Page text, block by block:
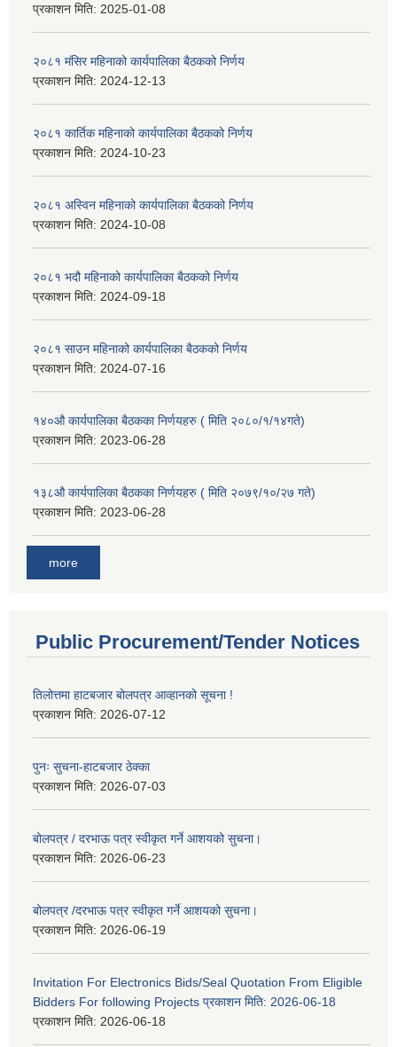
प्रकाशन मिति: 2025-01-08
२०८१ मंसिर महिनाको कार्यपालिका बैठकको निर्णय
प्रकाशन मिति: 2024-12-13
२०८१ कार्तिक महिनाको कार्यपालिका बैठकको निर्णय
प्रकाशन मिति: 2024-10-23
२०८१ अस्विन महिनाको कार्यपालिका बैठकको निर्णय
प्रकाशन मिति: 2024-10-08
२०८१ भदौ महिनाको कार्यपालिका बैठकको निर्णय
प्रकाशन मिति: 2024-09-18
२०८१ साउन महिनाको कार्यपालिका बैठकको निर्णय
प्रकाशन मिति: 2024-07-16
१४०औ कार्यपालिका बैठकका निर्णयहरु ( मिति २०८०/१/१४गते)
प्रकाशन मिति: 2023-06-28
१३८औ कार्यपालिका बैठकका निर्णयहरु ( मिति २०७९/१०/२७ गते)
प्रकाशन मिति: 2023-06-28
more
Public Procurement/Tender Notices
तिलोत्तमा हाटबजार बोलपत्र आव्हानको सूचना !
प्रकाशन मिति: 2026-07-12
पुनः सुचना-हाटबजार ठेक्का
प्रकाशन मिति: 2026-07-03
बोलपत्र / दरभाऊ पत्र स्वीकृत गर्ने आशयको सुचना।
प्रकाशन मिति: 2026-06-23
बोलपत्र /दरभाऊ पत्र स्वीकृत गर्ने आशयको सुचना।
प्रकाशन मिति: 2026-06-19
Invitation For Electronics Bids/Seal Quotation From Eligible
Bidders For following Projects प्रकाशन मिति: 2026-06-18
प्रकाशन मिति: 2026-06-18